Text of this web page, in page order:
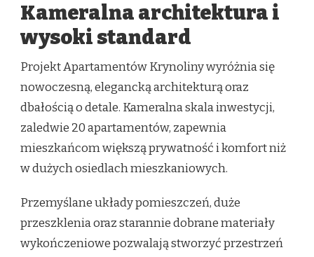
Kameralna architektura i
wysoki standard
Projekt Apartamentów Krynoliny wyróżnia się
nowoczesną, elegancką architekturą oraz
dbałością o detale. Kameralna skala inwestycji,
zaledwie 20 apartamentów, zapewnia
mieszkańcom większą prywatność i komfort niż
w dużych osiedlach mieszkaniowych.
Przemyślane układy pomieszczeń, duże
przeszklenia oraz starannie dobrane materiały
wykończeniowe pozwalają stworzyć przestrzeń